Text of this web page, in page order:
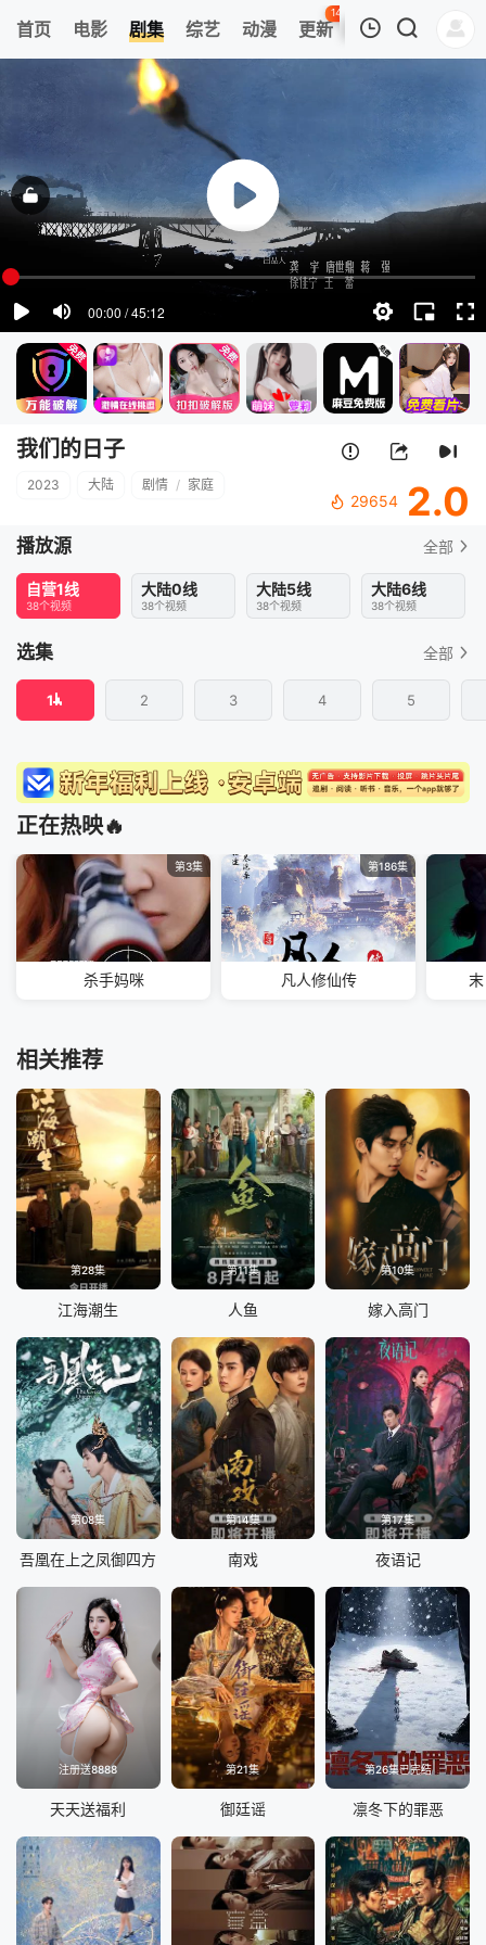
首页 电影 剧集 综艺 动漫 更新
143
热榜 APP
我的观影记录
我们的日子
清空
我们的日子
2023 大陆 剧情 / 家庭
29654 2.0
播放源 全部
自营1线
38个视频
大陆0线
38个视频
大陆5线
38个视频
大陆6线
38个视频
选集 全部
1 2 3 4 5
正在热映🔥
第3集
杀手妈咪
第186集
凡人修仙传
相关推荐
第28集
江海潮生
第11集
人鱼
第10集
嫁入高门
第08集
吾凰在上之凤御四方
第14集
南戏
第17集
夜语记
注册送8888
天天送福利
第21集
御廷谣
第26集已完结
凛冬下的罪恶